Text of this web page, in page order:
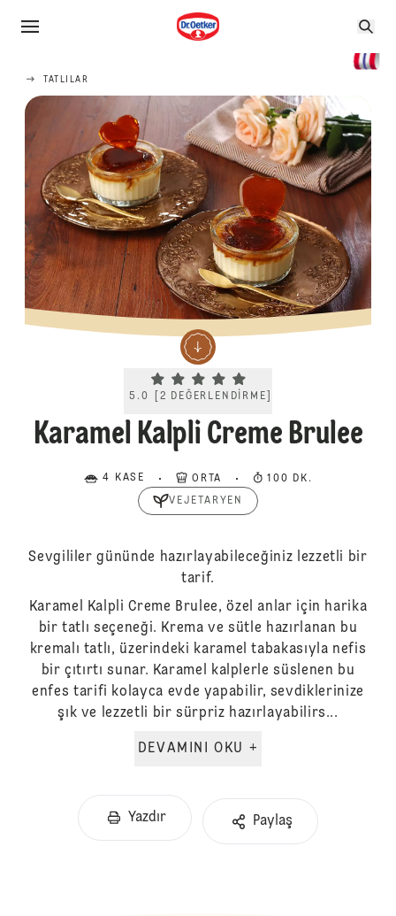
TATLILAR
Current rating 5.0. Click to rate.
5.0 2 DEĞERLENDIRME
Karamel Kalpli Creme Brulee
4 KASE ORTA 100 DK.
VEJETARYEN
Sevgililer gününde hazırlayabileceğiniz lezzetli bir
tarif.
Karamel Kalpli Creme Brulee, özel anlar için harika
bir tatlı seçeneği. Krema ve sütle hazırlanan bu
kremalı tatlı, üzerindeki karamel tabakasıyla nefis
bir çıtırtı sunar. Karamel kalplerle süslenen bu
enfes tarifi kolayca evde yapabilir, sevdiklerinize
şık ve lezzetli bir sürpriz hazırlayabilirs...
DEVAMINI OKU +
Yazdır Paylaş